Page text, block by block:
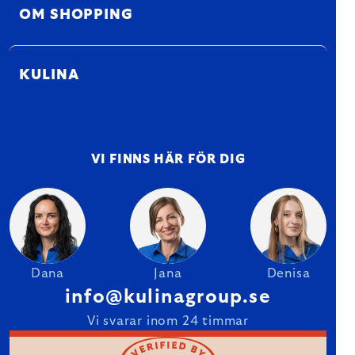
OM SHOPPING
KULINA
VI FINNS HÄR FÖR DIG
Dana Jana Denisa
info@kulinagroup.se
Vi svarar inom 24 timmar